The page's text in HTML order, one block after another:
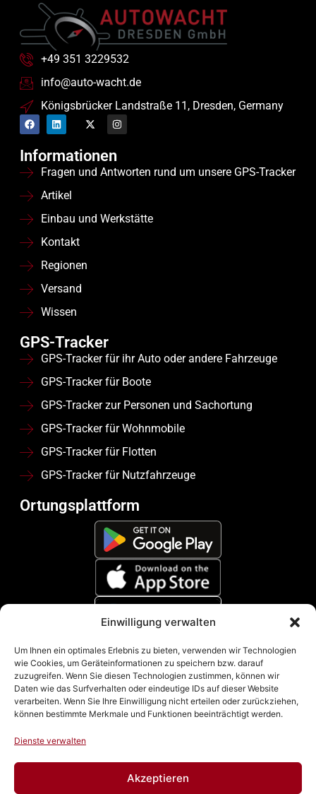
Einwilligung verwalten
Um Ihnen ein optimales Erlebnis zu bieten, verwenden wir Technologien
wie Cookies, um Geräteinformationen zu speichern bzw. darauf
zuzugreifen. Wenn Sie diesen Technologien zustimmen, können wir
Daten wie das Surfverhalten oder eindeutige IDs auf dieser Website
verarbeiten. Wenn Sie Ihre Einwilligung nicht erteilen oder zurückziehen,
können bestimmte Merkmale und Funktionen beeinträchtigt werden.
Dienste verwalten
Akzeptieren
+49 351 3229532
info@auto-wacht.de
Königsbrücker Landstraße 11, Dresden, Germany
Informationen
Fragen und Antworten rund um unsere GPS-Tracker
Artikel
Einbau und Werkstätte
Kontakt
Regionen
Versand
Wissen
GPS-Tracker
GPS-Tracker für ihr Auto oder andere Fahrzeuge
GPS-Tracker für Boote
GPS-Tracker zur Personen und Sachortung
GPS-Tracker für Wohnmobile
GPS-Tracker für Flotten
GPS-Tracker für Nutzfahrzeuge
Ortungsplattform
Zahlungsmethoden